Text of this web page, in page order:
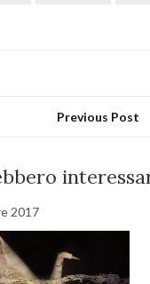
Previous Post
2017